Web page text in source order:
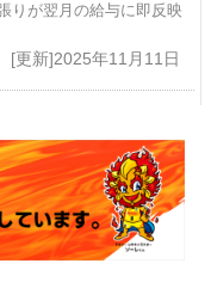
りが翌月の給与に即反映
[更新]2025年11月11日